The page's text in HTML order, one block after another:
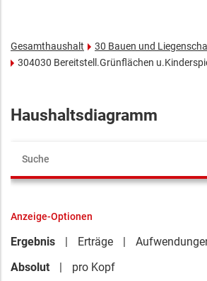
Gesamthaushalt 30 Bauen und
304030 Bereitstell.Grünflächen
Haushaltsdiagramm
Anzeige-Optionen
Ergebnis Erträge
Absolut
pro Kopf